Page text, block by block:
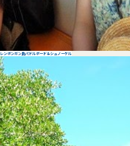
レンボンガン島パドルボード＆シュノーケル